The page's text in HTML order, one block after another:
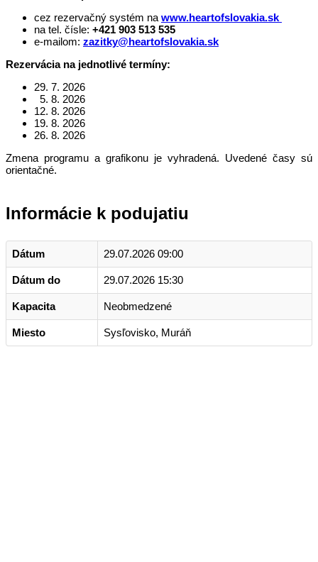
cez rezervačný systém na www.heartofslovakia.sk
na tel. čísle: +421 903 513 535
e-mailom: zazitky@heartofslovakia.sk
Rezervácia na jednotlivé termíny:
29. 7. 2026
5. 8. 2026
12. 8. 2026
19. 8. 2026
26. 8. 2026
Zmena programu a grafikonu je vyhradená. Uvedené časy sú
orientačné.
Informácie k podujatiu
Dátum 29.07.2026 09:00
Dátum do 29.07.2026 15:30
Kapacita Neobmedzené
Miesto Sysľovisko, Muráň